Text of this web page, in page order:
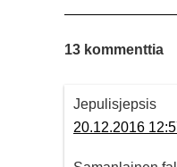
13 kommenttia
Jepulisjepsis
20.12.2016